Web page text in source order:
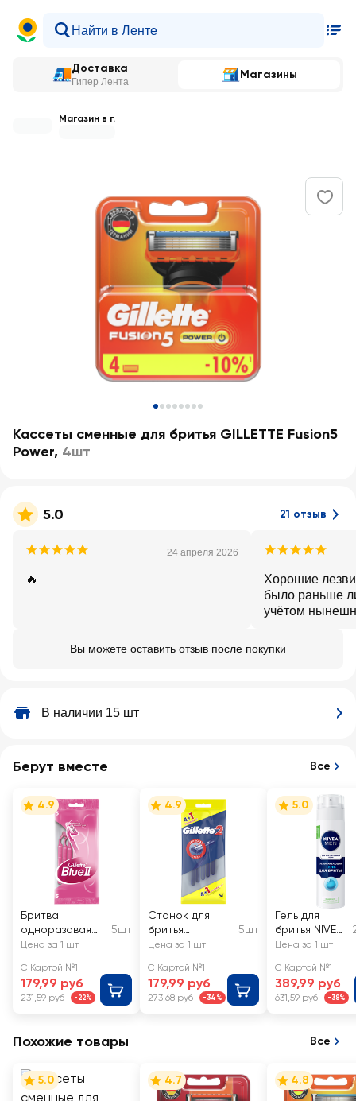
Доставка
Гипер Лента
Магазины
Магазин в г.
Кассеты сменные для бритья GILLETTE Fusion5
Power, 4шт
5.0 21 отзыв
24 апреля 2026
🔥
Хорошие
было раньше
учётом
триммер
Вы можете оставить отзыв после покупки
В наличии 15 шт
Берут вместе Все
4.9
Бритва
одноразовая
женская
Disposable Blue
II
5шт
Цена за 1 шт
С Картой №1
179,99 руб
231,59 руб -22%
4.9
Станок для
бритья
одноразовый
4+1шт
5шт
Цена за 1 шт
С Картой №1
179,99 руб
273,68 руб -34%
5.0
Гель для
бритья NIVEA
Men
щий, для
чувствительн
ой кожи
Цена за 1 шт
С Картой №1
389,99 руб
631,59 руб -38%
Похожие товары Все
5.0 4.7 4.8